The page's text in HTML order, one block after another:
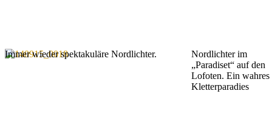
Immer wieder spektakuläre Nordlichter.
Nordlichter im
„Paradiset“ auf den
Lofoten. Ein wahres
Kletterparadies